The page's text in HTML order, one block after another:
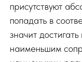
присутствуют
попадать в
значит
наименьшим